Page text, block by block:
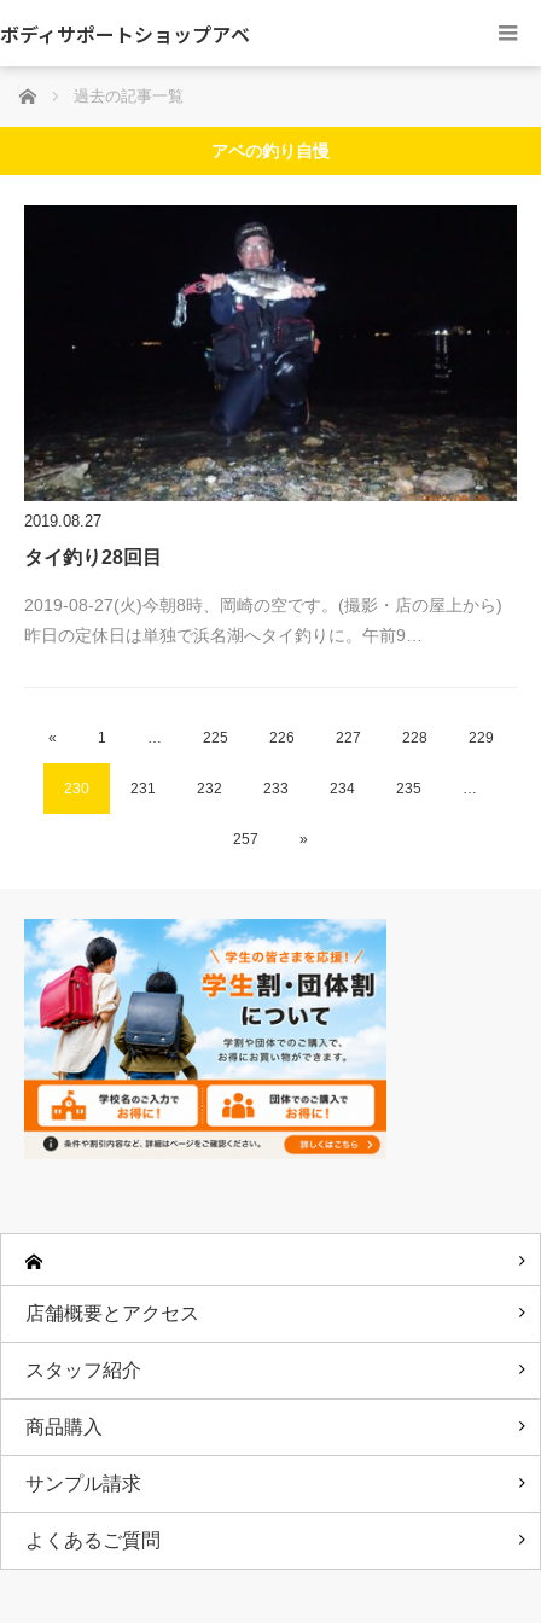
ボディサポートショップアベ
ホーム 過去の記事一覧
アベの釣り自慢
2019.08.27
タイ釣り28回目
2019-08-27(火)今朝8時、岡崎の空です。(撮影・店の屋上から)
昨日の定休日は単独で浜名湖へタイ釣りに。午前9…
« 1 225 226 227 228 229
230 231 232 233 234 235
257 »
店舗概要とアクセス
スタッフ紹介
商品購入
サンプル請求
よくあるご質問